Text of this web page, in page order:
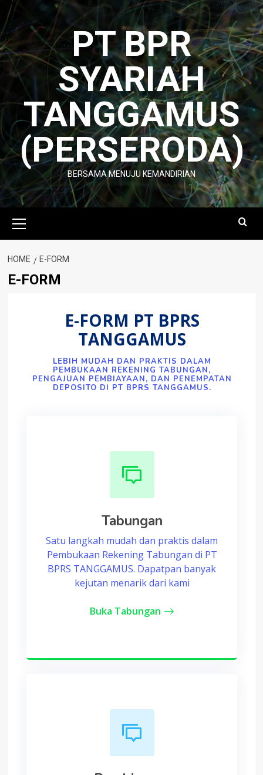
Skip
to
content
PT BPR
SYARIAH
TANGGAMUS
(PERSERODA)
BERSAMA MENUJU KEMANDIRIAN
Menu
HOME E-FORM
E-FORM